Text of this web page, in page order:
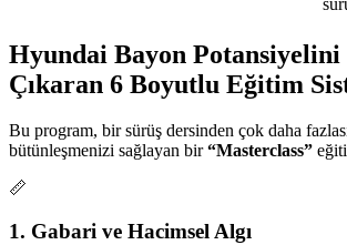
Hyundai Bayon Potansiyelini
Çıkaran 6 Boyutlu Eğitim
Bu program, bir sürüş dersinden çok daha
bütünleşmenizi sağlayan bir“Masterclass”
📏
1. Gabari ve Hacimsel Algı